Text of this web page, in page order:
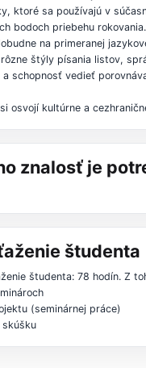
ktoré sa používajú v
bodoch priebehu rokovania.
na primeranej
štýly písania listov,
schopnosť vedieť
osvojí kultúrne a
znalosť je
študenta
študenta: 78 hodín. Z
(seminárnej práce)
skúšku